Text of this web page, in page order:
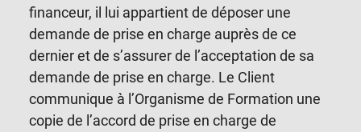
financeur, il lui appartient de déposer une
demande de prise en charge auprès de ce
dernier et de s’assurer de l’acceptation de sa
demande de prise en charge. Le Client
communique à l’Organisme de Formation une
copie de l’accord de prise en charge de